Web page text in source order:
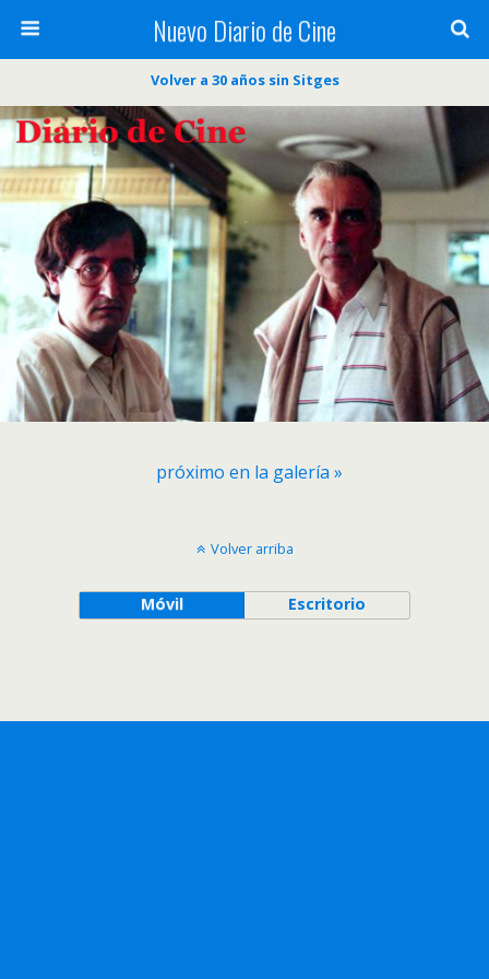
Nuevo Diario de Cine
Volver a 30 años sin Sitges
próximo en la galería »
Volver arriba
Móvil Escritorio